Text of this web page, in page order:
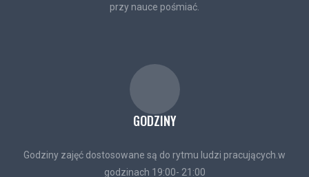
przy nauce pośmiać.
GODZINY
Godziny zajęć dostosowane są do rytmu ludzi pracujących.w
godzinach 19:00- 21:00